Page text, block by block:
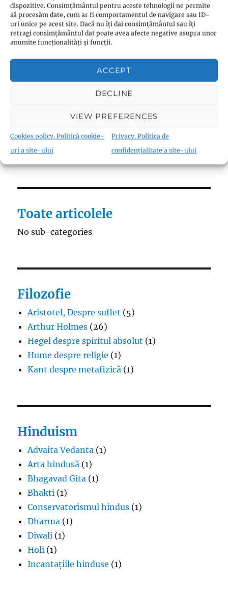
dispozitive. Consimțământul pentru aceste tehnologii ne permite
să procesăm date, cum ar fi comportamentul de navigare sau ID-
uri unice pe acest site. Dacă nu îți dai consimțământul sau îți
retragi consimțământul dat poate avea afecte negative asupra unor
anumite funcționalități și funcții.
ACCEPT
DECLINE
VIEW PREFERENCES
Cookies policy. Politică cookie-
uri a site-ului
Privacy. Politica de
confidențialitate a site-ului
Reforme(9)
Teologie(10)
Thomas Müntzer(1)
Biserica Înfrățirii Religiilor (Biserica
Fraternistă)(18)
Materiale canonice
(22)
Toate articolele
No sub-categories
Filozofie
Aristotel, Despre suflet (5)
Arthur Holmes (26)
Hegel despre spiritul absolut (1)
Hume despre religie (1)
Kant despre metafizică (1)
Hinduism
Advaita Vedanta (1)
Arta hindusă (1)
Bhagavad Gita (1)
Bhakti (1)
Conservatorismul hindus (1)
Dharma (1)
Diwali (1)
Holi (1)
Incantațiile hinduse (1)